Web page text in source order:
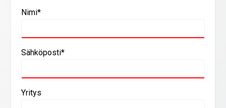
Nimi*
Sähköposti*
Yritys